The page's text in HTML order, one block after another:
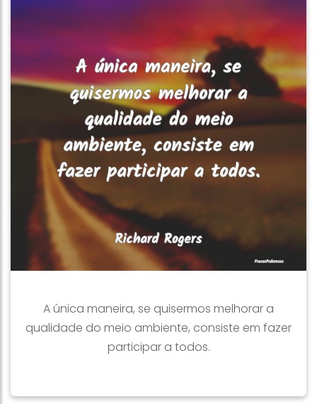
A única maneira, se quisermos melhorar a
qualidade do meio ambiente, consiste em fazer
participar a todos.